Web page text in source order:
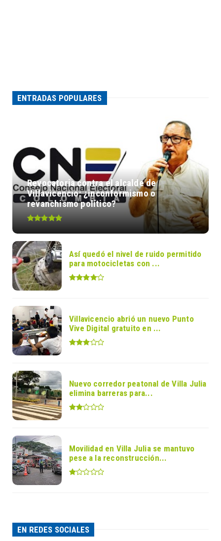
ENTRADAS POPULARES
Revocatoria contra el alcalde de
Villavicencio: ¿inconformismo o
revanchismo político?
Así quedó el nivel de ruido permitido
para motocicletas con ...
Villavicencio abrió un nuevo Punto
Vive Digital gratuito en ...
Nuevo corredor peatonal de Villa Julia
elimina barreras para...
Movilidad en Villa Julia se mantuvo
pese a la reconstrucción...
EN REDES SOCIALES